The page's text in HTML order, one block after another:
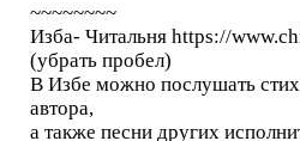
~~~~~~~~
Изба- Читальня https://
(убрать пробел)
В Избе можно послушать
автора,
а также песни других